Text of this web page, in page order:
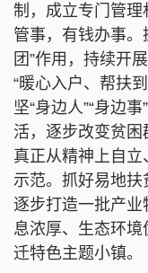
制，成立专门管理
管事，有钱办事。
团”作用，持续开
“暖心入户、帮扶
坚“身边人”“身边
活，逐步改变贫困
真正从精神上自
示范。抓好易地扶
逐步打造一批产
息浓厚、生态环
迁特色主题小镇。